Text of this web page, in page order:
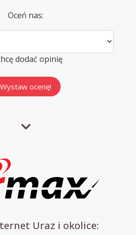
Oceń nas:
dodać opinię
Uraz i okolice: